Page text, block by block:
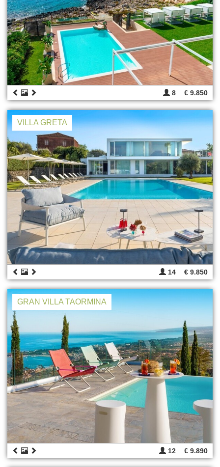
8 € 9.850
VILLA GRETA
14 € 9.850
GRAN VILLA TAORMINA
12 € 9.890